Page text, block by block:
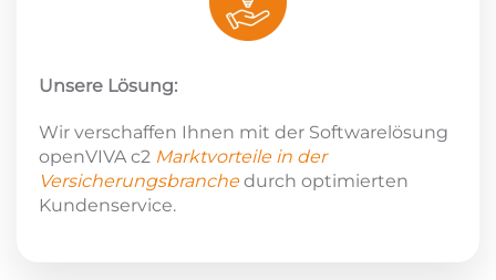
Unsere Lösung:
Wir verschaffen Ihnen mit der Softwarelösung
openVIVA c2 Marktvorteile in der
Versicherungsbranchedurch optimierten
Kundenservice.